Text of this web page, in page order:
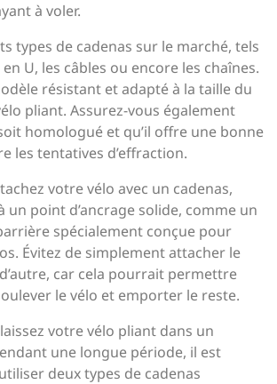
à voler.
types de cadenas sur le marché, tels
U, les câbles ou encore les chaînes.
résistant et adapté à la taille du
pliant. Assurez-vous également
homologué et qu’il offre une bonne
les tentatives d’effraction.
votre vélo avec un cadenas,
un point d’ancrage solide, comme un
spécialement conçue pour
Évitez de simplement attacher le
car cela pourrait permettre
le vélo et emporter le reste.
votre vélo pliant dans un
une longue période, il est
deux types de cadenas